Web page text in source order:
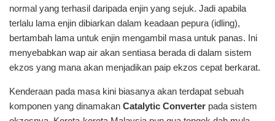
normal yang terhasil daripada enjin yang sejuk. Jadi apabila
terlalu lama enjin dibiarkan dalam keadaan pepura (idling),
bertambah lama untuk enjin mengambil masa untuk panas. Ini
menyebabkan wap air akan sentiasa berada di dalam sistem
ekzos yang mana akan menjadikan paip ekzos cepat berkarat.
Kenderaan pada masa kini biasanya akan terdapat sebuah
komponen yang dinamakan Catalytic Converter pada sistem